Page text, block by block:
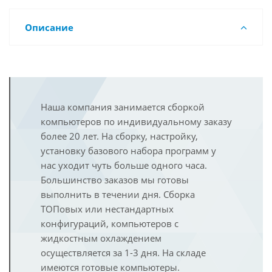
Описание
Наша компания занимается сборкой
компьютеров по индивидуальному заказу
более 20 лет. На сборку, настройку,
установку базового набора программ у
нас уходит чуть больше одного часа.
Большинство заказов мы готовы
выполнить в течении дня. Сборка
ТОПовых или нестандартных
конфигураций, компьютеров с
жидкостным охлаждением
осуществляется за 1-3 дня. На складе
имеются готовые компьютеры.